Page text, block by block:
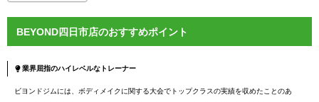
BEYOND四日市店のおすすめポイント
業界屈指のハイレベルなトレーナー
ビヨンドジムには、ボディメイクに関する大会でトップクラスの実績を収めたことのあ